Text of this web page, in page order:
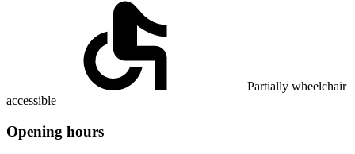
Partially wheelchair
accessible
Opening hours